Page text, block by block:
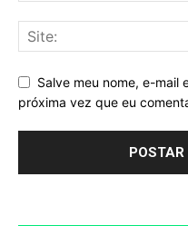
Salve meu nome, e-mail
próxima vez que eu